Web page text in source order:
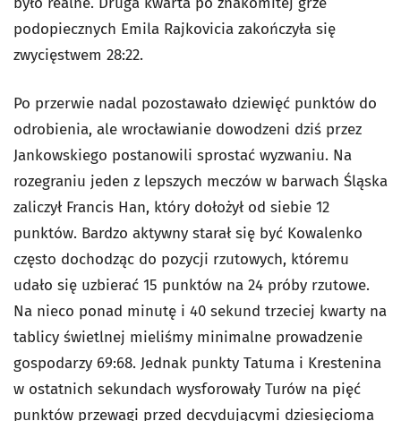
podopiecznych Emila Rajkovicia zakończyła się
zwycięstwem 28:22.
Po przerwie nadal pozostawało dziewięć punktów do
odrobienia, ale wrocławianie dowodzeni dziś przez
Jankowskiego postanowili sprostać wyzwaniu. Na
rozegraniu jeden z lepszych meczów w barwach Śląska
zaliczył Francis Han, który dołożył od siebie 12
punktów. Bardzo aktywny starał się być Kowalenko
często dochodząc do pozycji rzutowych, któremu
udało się uzbierać 15 punktów na 24 próby rzutowe.
Na nieco ponad minutę i 40 sekund trzeciej kwarty na
tablicy świetlnej mieliśmy minimalne prowadzenie
gospodarzy 69:68. Jednak punkty Tatuma i Krestenina
w ostatnich sekundach wysforowały Turów na pięć
punktów przewagi przed decydującymi dziesięcioma